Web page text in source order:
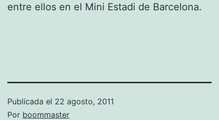
entre ellos en el Mini Estadi de Barcelona.
Publicada el 22 agosto, 2011
Por boommaster